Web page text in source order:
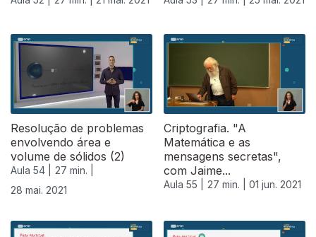
Resolução de problemas
envolvendo área e
volume de sólidos (2)
Aula 54 |
27 min. |
28 mai. 2021
Criptografia. "A
Matemática e as
mensagens secretas",
com Jaime...
Aula 55 | 27 min. | 01 jun. 2021